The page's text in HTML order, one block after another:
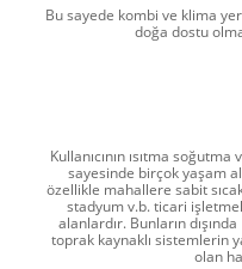
Bu sayede kombi ve klima
doğa dostu
Kullanıcının ısıtma
sayesinde birçok yaşam
özellikle mahallere sabit
stadyum v.b. ticari
alanlardır. Bunların
toprak kaynaklı sistemlerin
olan